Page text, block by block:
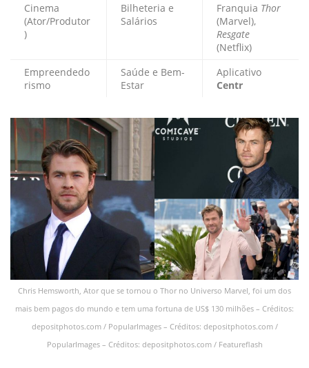
Cinema
(Ator/Produtor
)
Bilheteria e
Salários
Franquia Thor
(Marvel),
Resgate
(Netflix)
Empreendedo
rismo
Saúde e Bem-
Estar
Aplicativo
Centr
Chris Hemsworth, Ator que se tornou o Thor no Universo Marvel, foi um dos
mais bem pagos do mundo e tem uma fortuna de US$ 130 milhões – Créditos:
depositphotos.com / PopularImages – Créditos: depositphotos.com /
PopularImages – Créditos: depositphotos.com / Featureflash